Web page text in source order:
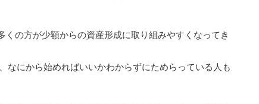
の方が少額からの資産形成に取り組みやすくなってき
なにから始めればいいかわからずにためらっている人も
資格チャレンジガイ